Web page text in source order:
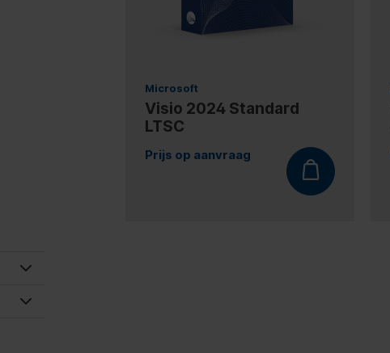
Microsoft
Visio 2024 Standard
LTSC
Prijs op aanvraag